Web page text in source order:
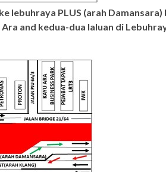
lebuhraya PLUS (arah
and kedua-dua laluan di